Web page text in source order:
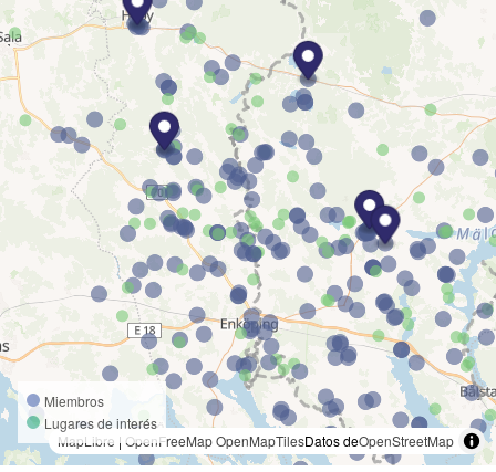
Miembros
Lugares de interés
MapLibre | OpenFreeMapOpenMapTilesDatos deOpenStreetMap